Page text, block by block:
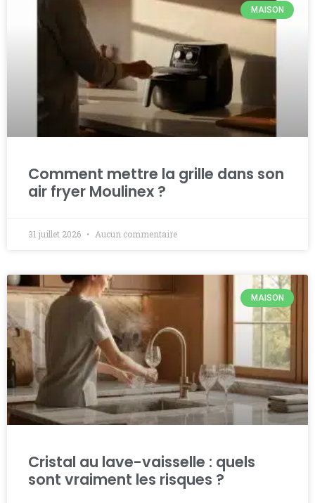
MAISON
Comment mettre la grille dans son
air fryer Moulinex ?
31 juillet 2026 Aucun commentaire
MAISON
Cristal au lave-vaisselle : quels
sont vraiment les risques ?